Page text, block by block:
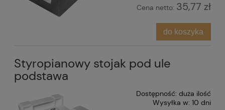
Cena netto: 35,77 zł
do koszyka
Styropianowy stojak pod ule
podstawa
Dostępność: duża ilość
Wysyłka w: 10 dni